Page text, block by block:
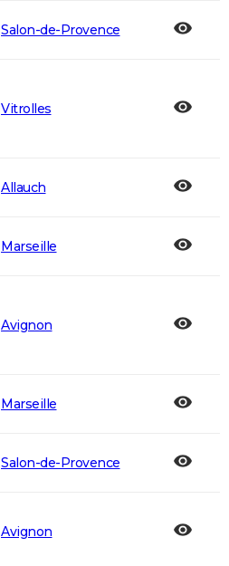
Salon-de-Provence
Vitrolles
Allauch
Marseille
Avignon
Marseille
Salon-de-Provence
Avignon